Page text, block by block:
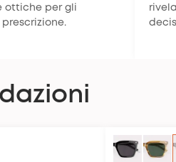
ottiche per gli